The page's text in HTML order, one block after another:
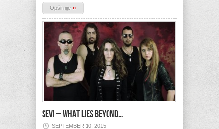
Opširnije »
SEVI – What Lies Beyond…
SEPTEMBER 10, 2015